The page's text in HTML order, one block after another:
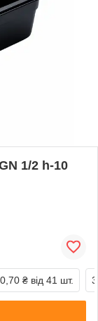
1/2 h-10
₴ від 41 шт.